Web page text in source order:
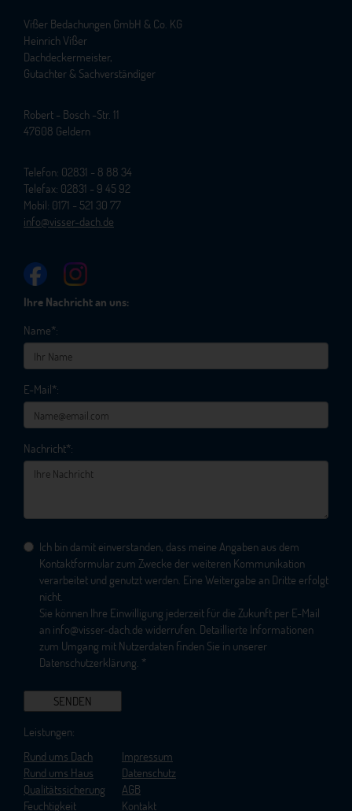
Vißer Bedachungen GmbH & Co. KG
Heinrich Vißer
Dachdeckermeister,
Gutachter & Sachverständiger
Robert - Bosch -Str. 11
47608 Geldern
Telefon: 02831 - 8 88 34
Telefax: 02831 - 9 45 92
Mobil: 0171 - 521 30 77
info@visser-dach.de
Ihre Nachricht an uns:
Name*:
E-Mail*:
Nachricht*:
Ich bin damit einverstanden, dass meine Angaben aus dem
Kontaktformular zum Zwecke der weiteren Kommunikation
verarbeitet und genutzt werden. Eine Weitergabe an Dritte erfolgt
nicht.
Sie können Ihre Einwilligung jederzeit für die Zukunft per E-Mail
an info@visser-dach.de widerrufen. Detaillierte Informationen
zum Umgang mit Nutzerdaten finden Sie in unserer
Datenschutzerklärung. *
Leistungen:
Rund ums Dach
Rund ums Haus
Qualitätssicherung
Feuchtigkeit
Impressum
Datenschutz
AGB
Kontakt